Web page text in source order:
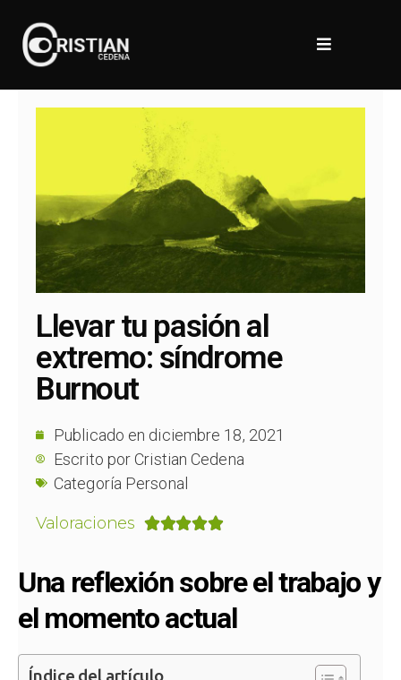
Llevar tu pasión al
extremo: síndrome
Burnout
Publicado en diciembre 18, 2021
Escrito por Cristian Cedena
Categoría Personal
Valoraciones 
Una reflexión sobre el trabajo y
el momento actual
Índice del artículo